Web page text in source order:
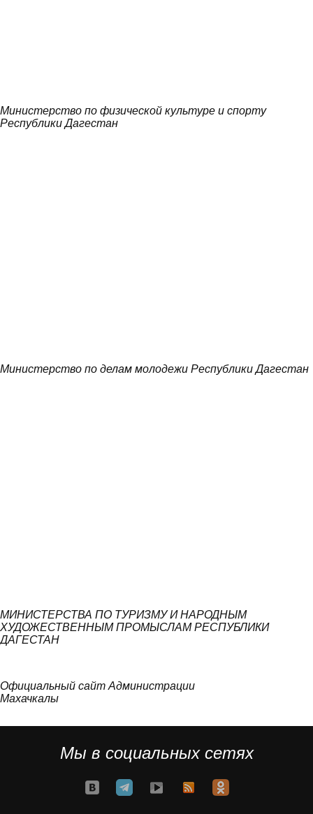
Министерство по физической культуре и спорту
Республики Дагестан
Министерство по делам молодежи Республики Дагестан
МИНИСТЕРСТВА ПО ТУРИЗМУ И НАРОДНЫМ
ХУДОЖЕСТВЕННЫМ ПРОМЫСЛАМ РЕСПУБЛИКИ
ДАГЕСТАН
Официальный сайт Администрации
Махачкалы
Мы в социальных сетях